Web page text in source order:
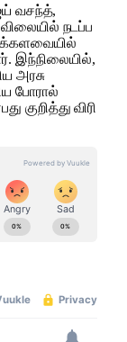
வசந்த்,
நடப்​ப​
இந்​நிலை​யில்,
அரசு
போரால்
குறித்து விரி​